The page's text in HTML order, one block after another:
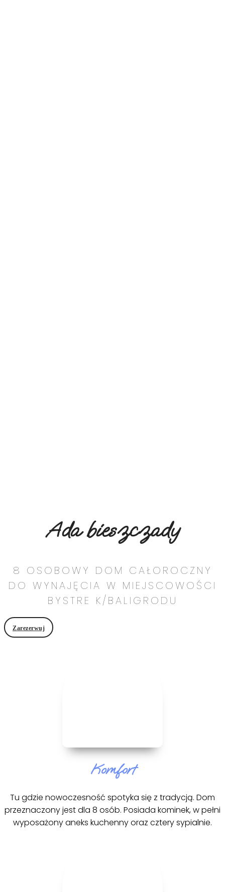
Ada bieszczady
8 OSOBOWY DOM CAŁOROCZNY
DO WYNAJĘCIA W MIEJSCOWOŚCI
BYSTRE K/BALIGRODU
Zarezerwuj
Komfort
Tu gdzie nowoczesność spotyka się z tradycją. Dom
przeznaczony jest dla 8 osób. Posiada kominek, w pełni
wyposażony aneks kuchenny oraz cztery sypialnie.